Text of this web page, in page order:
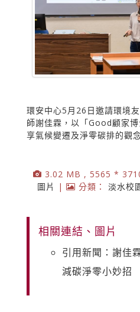
環安中心5月26日邀請環境
師謝佳霖，以「Good顧家
享氣候變遷及淨零碳排的觀
3.02 MB , 5565 *
圖片
| 分類： 淡水校
相關連結、圖片
引用新聞：謝佳
減碳淨零小妙招